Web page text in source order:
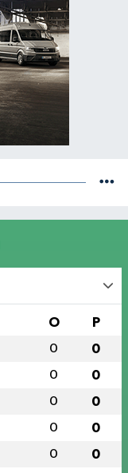
O P
0 0
0 0
0 0
0 0
0 0